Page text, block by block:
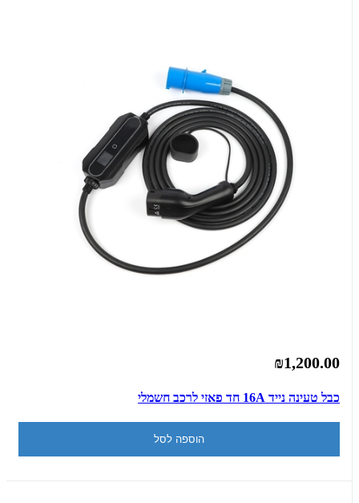
₪1,200.00
כבל טעינה נייד 16A חד פאזי לרכב חשמלי
הוספה לסל